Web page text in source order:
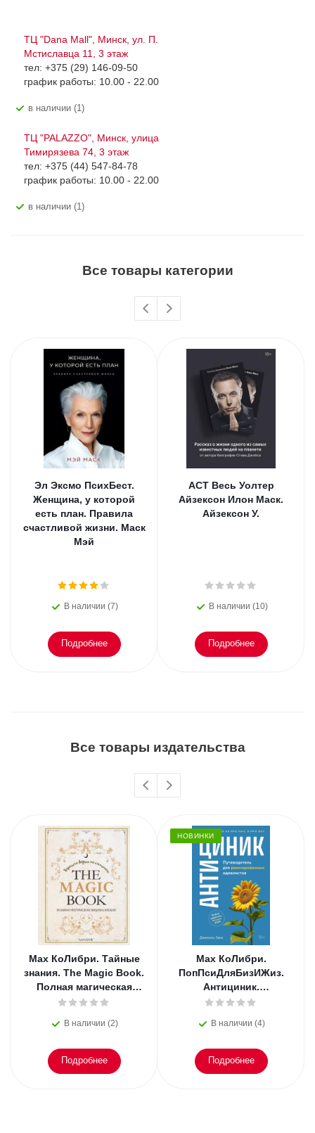
ТЦ "Dana Mall", Минск, ул. П.
Мстиславца 11, 3 этаж
тел: +375 (29) 146-09-50
график работы: 10.00 - 22.00
В наличии (1)
ТЦ "PALAZZO", Минск, улица
Тимирязева 74, 3 этаж
тел: +375 (44) 547-84-78
график работы: 10.00 - 22.00
В наличии (1)
Все товары категории
Эл Эксмо ПсихБест.
Женщина, у которой
есть план. Правила
счастливой жизни. Маск
Мэй
В наличии (7)
Подробнее
АСТ Весь Уолтер
Айзексон Илон Маск.
Айзексон У.
В наличии (10)
Подробнее
Все товары издательства
Мах КоЛибри. Тайные
знания. The Magic Book.
Полная магическая
энциклопедия
В наличии (2)
Подробнее
НОВИНКИ
Мах КоЛибри.
ПопПсиДляБизИЖиз.
Антициник.
Путеводитель для
идеалистов
В наличии (4)
Подробнее